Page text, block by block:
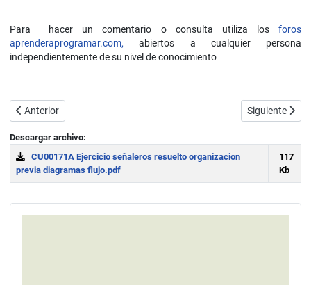
Para hacer un comentario o consulta utiliza losforos
aprenderaprogramar.com, abiertos a cualquier persona
independientemente de su nivel de conocimiento
Artículo anterior: Ejercicio resuelto con pseudocódigo. Diagrama de
Anterior Artículo
Siguiente
Descargar archivo:
CU00171A Ejercicio señaleros resuelto organizacion
previa diagramas flujo.pdf
117
Kb